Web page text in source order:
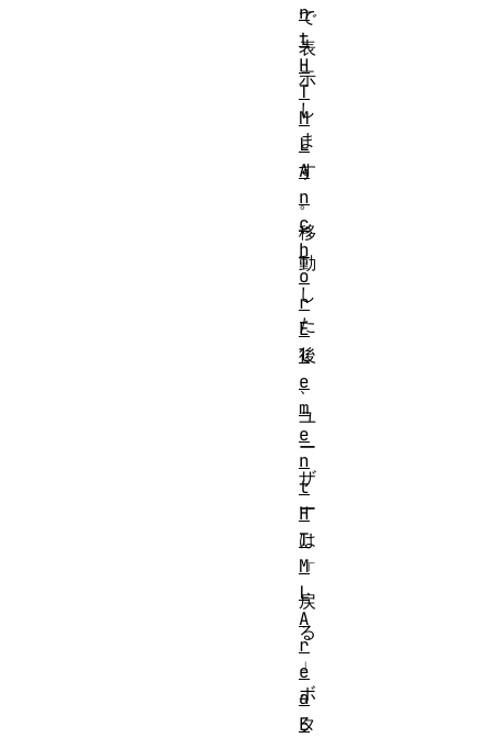
で
表
示
し
ま
す
。
移
動
し
た
後
、
ユ
ー
ザ
ー
は
「
戻
る
」
ボ
タ
n
t
H
T
M
L
A
n
c
h
o
r
E
l
e
m
e
n
t
H
T
M
L
A
r
e
a
E